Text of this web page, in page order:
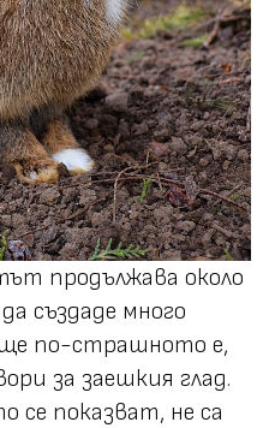
продължава около
създаде много
по-страшното е,
за заешкия глад.
се показват, не са